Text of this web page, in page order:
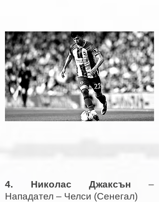
4. Николас Джаксън –
Нападател – Челси (Сенегал)